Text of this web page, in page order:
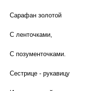
Сарафан золотой
С ленточками,
С позументочками.
Сестрице - рукавицу